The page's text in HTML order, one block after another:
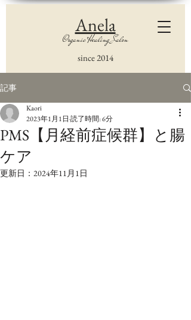
Organic Healing Salon
since 2014
Anela
記事
PMS【月経前症候群】と腸
ケア
Kaori
2023年1月1日 読了時間: 6分
更新日： 2024年11月1日